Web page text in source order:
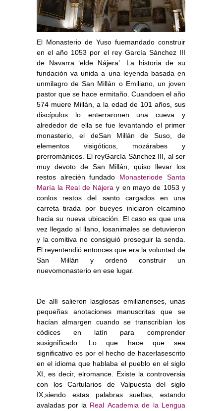
El Monasterio de Yuso fuemandado construir
en el año 1053 por el rey García Sánchez III
de Navarra ‘elde Nájera’. La historia de su
fundación va unida a una leyenda basada en
unmilagro de San Millán o Emiliano, un joven
pastor que se hace ermitaño. Cuandoen el año
574 muere Millán, a la edad de 101 años, sus
discípulos lo enterraronen una cueva y
alrededor de ella se fue levantando el primer
monasterio, el deSan Millán de Suso, de
elementos visigóticos, mozárabes y
prerrománicos. El reyGarcía Sánchez III, al ser
muy devoto de San Millán, quiso llevar los
restos alrecién fundado Monasteriode Santa
María la Real de Nájera y en mayo de 1053 y
conlos restos del santo cargados en una
carreta tirada por bueyes iniciaron elcamino
hacia su nueva ubicación. El caso es que una
vez llegado al llano, losanimales se detuvieron
y la comitiva no consiguió proseguir la senda.
El reyentendió entonces que era la voluntad de
San Millán y ordenó construir un
nuevomonasterio en ese lugar.
De allí salieron lasglosas emilianenses, unas
pequeñas anotaciones manuscritas que se
hacían almargen cuando se transcribían los
códices en latín para comprender
susignificado. Lo que hace que sea
significativo es por el hecho de hacerlasescrito
en el idioma que hablaba el pueblo en el siglo
XI, es decir, elromance. Existe la controversia
con los Cartularios de Valpuesta del siglo
IX,siendo estas palabras sueltas, estando
avaladas por la Real Academia de la Lengua